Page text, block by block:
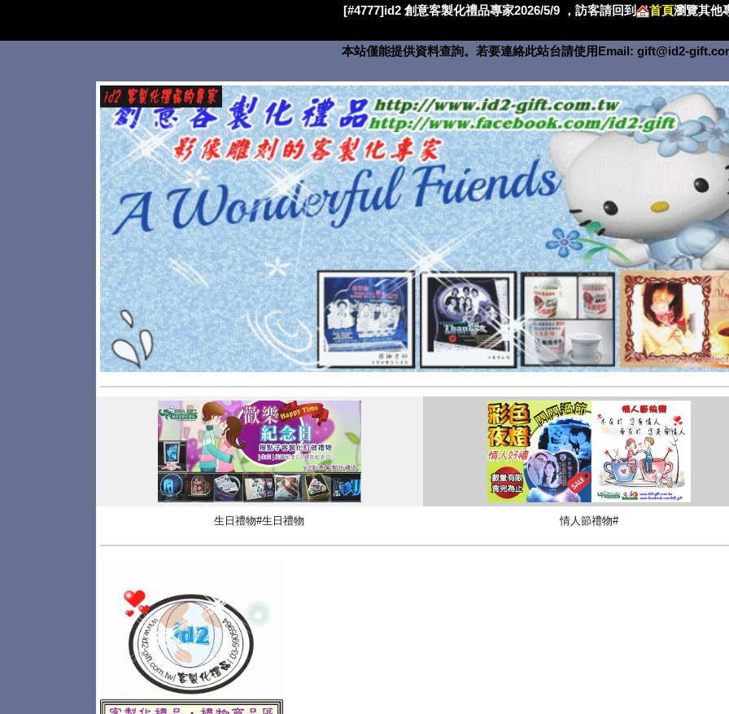
[#4777]id2 創意客製化禮品專家2026/5/9 ，訪客請回到 首頁瀏覽其他
本站僅能提供資料查詢。若要連絡此站台請使用Email: gift@id2-
生日禮物#生日禮物 情人節禮物#